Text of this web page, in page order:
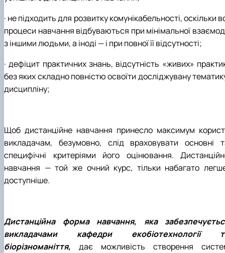
· не підходить для розвитку комунікабельності, оскільки
процеси навчання відбуваються при мінімальної
з іншими людьми, а іноді — і при повної її відсутності;
· дефіцит практичних знань, відсутність «живих»
без яких складно повністю освоїти досліджувану
дисципліну;
Щоб дистанційне навчання принесло максимум
викладачам, безумовно, слід враховувати основні
специфічні критеріями його оцінювання.
навчання — той же очний курс, тільки набагато
доступніше.
Дистанційна форма навчання, яка
викладачами кафедри екобіотехнології
біорізноманіття, дає можливість створення